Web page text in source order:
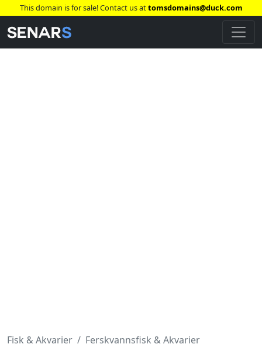
This domain is for sale! Contact us attomsdomains@duck.com
Fisk & Akvarier Ferskvannsfisk & Akvarier